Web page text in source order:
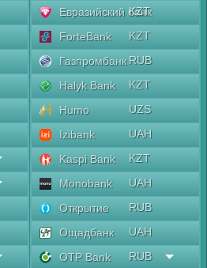
Евразийский банк
KZT
ForteBank
KZT
Газпромбанк RUB
Halyk Bank
KZT
Humo
UZS
Izibank
UAH
Kaspi Bank
KZT
Monobank
UAH
Открытие
RUB
Ощадбанк
UAH
OTP Bank
RUB